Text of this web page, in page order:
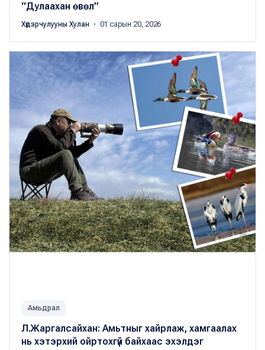
“Дулаахан өвөл”
Хүдэрчулууны Хулан ・ 01 сарын 20, 2026
Амьдрал
Л.Жаргалсайхан: Амьтныг хайрлаж, хамгаалах
нь хэтэрхий ойртохгүй байхаас эхэлдэг